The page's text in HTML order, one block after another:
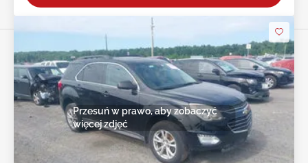
Przesuń w prawo, aby zobaczyć
więcej zdjęć